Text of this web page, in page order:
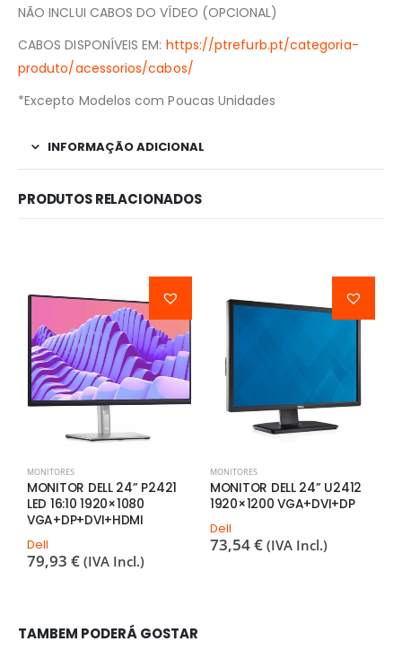
NÃO INCLUI CABOS DO VÍDEO (OPCIONAL)
CABOS DISPONÍVEIS EM: https://ptrefurb.pt/categoria-
produto/acessorios/cabos/
*Excepto Modelos com Poucas Unidades
INFORMAÇÃO ADICIONAL
PRODUTOS RELACIONADOS
MONITORES
MONITOR DELL 24” P2421
LED 16:10 1920×1080
VGA+DP+DVI+HDMI
Dell
79,93 € (IVA Incl.)
MONITORES
MONITOR DELL 24” U2412
1920×1200 VGA+DVI+DP
Dell
73,54€ (IVA Incl.)
TAMBEM PODERÁ GOSTAR